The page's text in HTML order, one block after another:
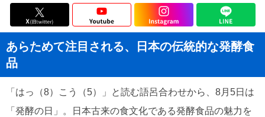
あらためて注目される、日本の伝統的な発酵食
品
「はっ（8）こう（5）」と読む語呂合わせから、8月5日は
「発酵の日」。日本古来の食文化である発酵食品の魅力を